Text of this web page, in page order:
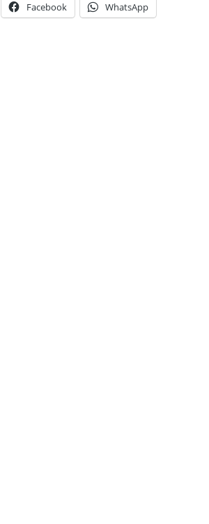
Facebook WhatsApp